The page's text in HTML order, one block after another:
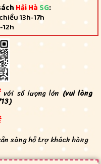
Hải Hà SG:
13h-17h
với số lượng lớn (vui lòng
sàng hỗ trợ khách hàng